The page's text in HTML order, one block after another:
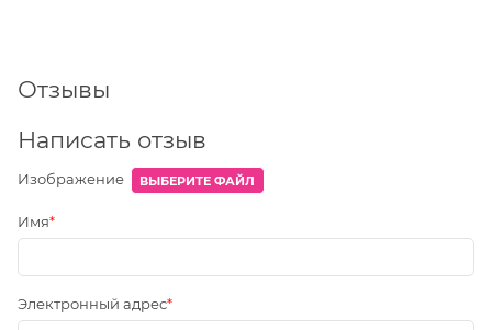
Отзывы
Написать отзыв
Изображение ВЫБЕРИТЕ ФАЙЛ
Имя
Электронный адрес